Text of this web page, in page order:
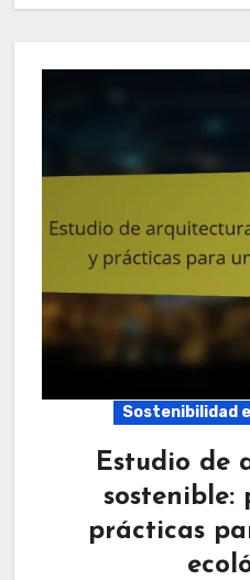
Sostenibilidad
Estudio de
sostenible:
prácticas